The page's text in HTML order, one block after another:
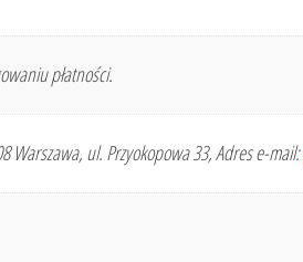
płatności.
Warszawa, ul. Przyokopowa 33, Adres e-mail: